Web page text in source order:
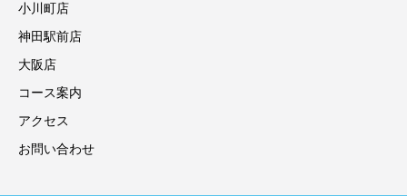
小川町店
神田駅前店
大阪店
コース案内
アクセス
お問い合わせ